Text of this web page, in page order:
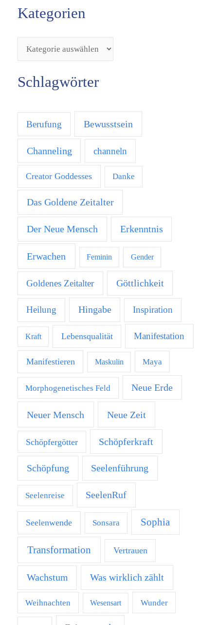
Kategorien
Schlagwörter
Berufung Bewusstsein
Channeling channeln
Creator Goddesses Danke
Das Goldene Zeitalter
Der Neue Mensch Erkenntnis
Erwachen Feminin Gender
Goldenes Zeitalter Göttlichkeit
Heilung Hingabe Inspiration
Kraft Lebensqualität Manifestation
Manifestieren Maskulin Maya
Morphogenetisches Feld Neue Erde
Neuer Mensch Neue Zeit
Schöpfergötter Schöpferkraft
Schöpfung Seelenführung
Seelenreise SeelenRuf
Seelenwende Sonsara Sophia
Transformation Vertrauen
Wachstum Was wirklich zählt
Weihnachten Wesensart Wunder